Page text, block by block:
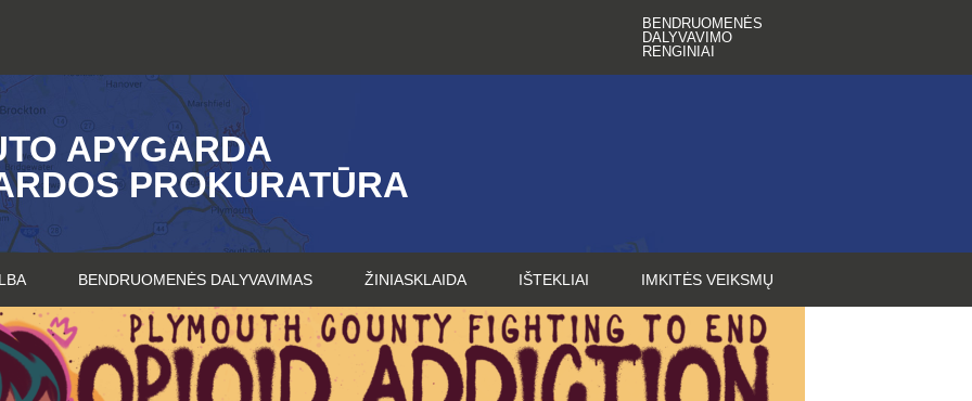
BENDRUOMENĖS
DALYVAVIMO
RENGINIAI
APYGARDA
PROKURATŪRA
BENDRUOMENĖS DALYVAVIMAS ŽINIASKLAIDA IŠTEKLIAI IMKITĖS VEIKSMŲ